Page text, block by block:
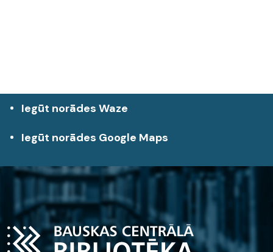
Iegūt norādes Waze
Iegūt norādes Google Maps